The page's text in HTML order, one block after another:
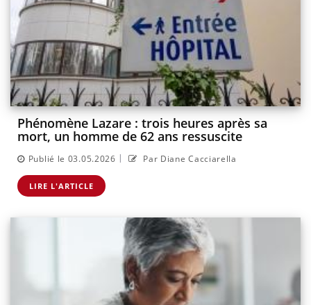
Phénomène Lazare : trois heures après sa
mort, un homme de 62 ans ressuscite
Publié le 03.05.2026 | Par Diane Cacciarella
LIRE L'ARTICLE